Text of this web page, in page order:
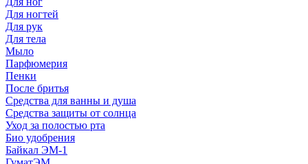
Для ногтей
Для рук
Для тела
Мыло
Парфюмерия
Пенки
После бритья
Средства для ванны и душа
Средства защиты от солнца
Уход за полостью рта
Био удобрения
Байкал ЭМ-1